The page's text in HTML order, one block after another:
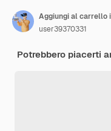
Aggiungi al carrello
user39370331
Potrebbero piacerti